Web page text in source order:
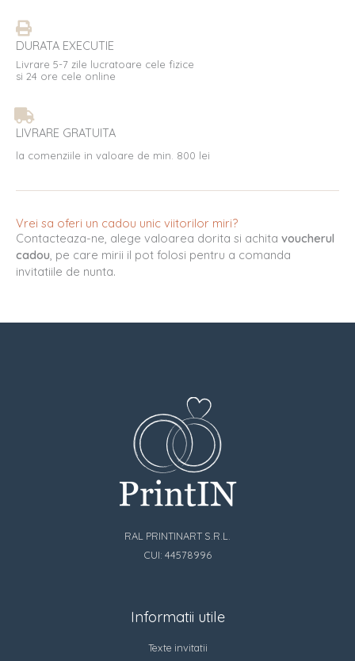
DURATA EXECUTIE
Livrare 5-7 zile lucratoare cele fizice
si 24 ore cele online
LIVRARE GRATUITA
la comenziile in valoare de min. 800 lei
Vrei sa oferi un cadou unic viitorilor miri?
Contacteaza-ne, alege valoarea dorita si achita voucherul
cadou , pe care mirii il pot folosi pentru a comanda
invitatiile de nunta.
RAL PRINTINART S.R.L.
CUI: 44578996
Informatii utile
Texte invitatii